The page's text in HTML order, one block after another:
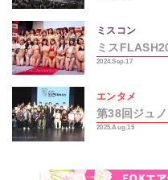
ミスコン
ミス
2024.Sep.17
エンタメ
第38回ジュ
2025.Aug.15